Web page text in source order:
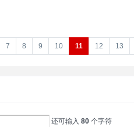
7 8 9 10 11 12 13
还可输入 80 个字符